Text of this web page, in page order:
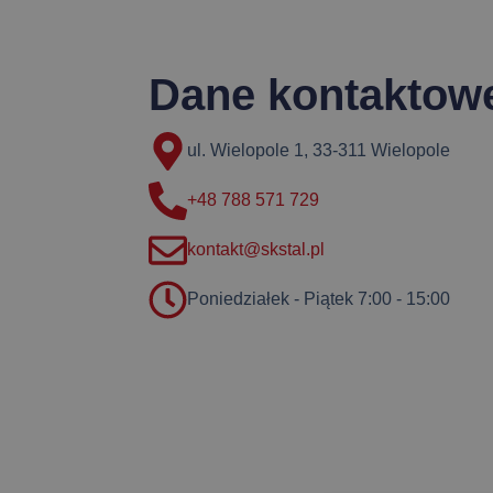
Dane
ul. Wielopole 1, 33-311 Wielopole
+48 788 571 729
kontakt@skstal.pl
Poniedziałek - Piątek 7:00 - 15:00